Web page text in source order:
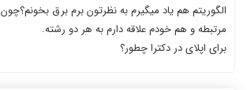
الگوریتم هم یاد میگیرم به نظرتون برم برق بخونم؟چون
مرتبطه و هم خودم علاقه دارم به هر دو رشته.
برای اپلای در دکترا چطور؟